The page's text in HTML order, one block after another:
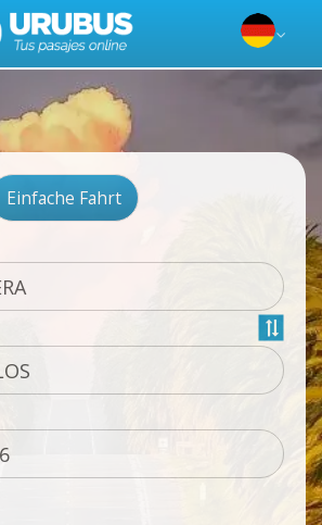
Einfache Fahrt